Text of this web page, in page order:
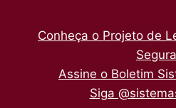
Conheça o Projeto de
Assine o Boletim
Siga